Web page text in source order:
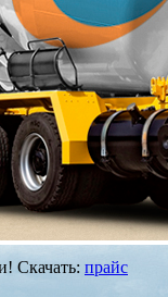
Скачать: прайс